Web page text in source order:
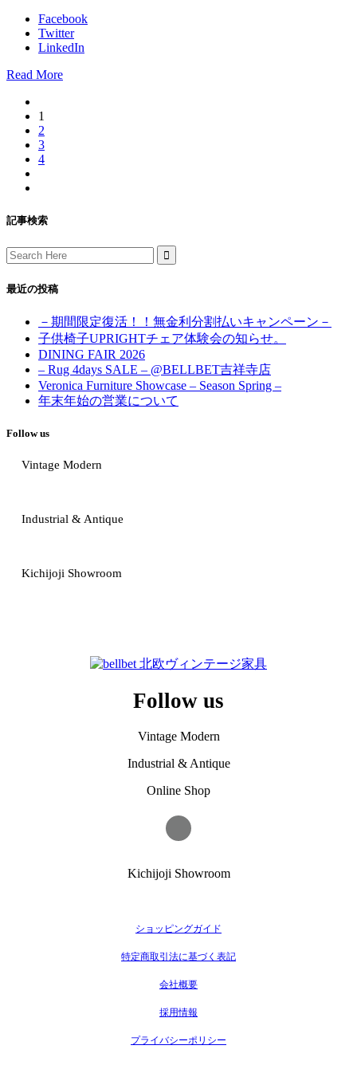
Facebook
Twitter
LinkedIn
Read More
1
2
3
4
記事検索
Search
for:
最近の投稿
－期間限定復活！！無金利分割払いキャンペーン－
子供椅子UPRIGHTチェア体験会の知らせ。
DINING FAIR 2026
– Rug 4days SALE – @BELLBET吉祥寺店
Veronica Furniture Showcase – Season Spring –
年末年始の営業について
Follow us
Vintage Modern
Industrial & Antique
Kichijoji Showroom
Follow us
Vintage Modern
Industrial & Antique
Online Shop
Kichijoji Showroom
ショッピングガイド
特定商取引法に基づく表記
会社概要
採用情報
プライバシーポリシー